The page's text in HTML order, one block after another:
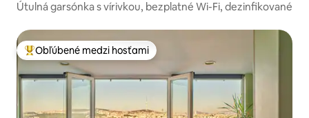
Útulná garsónka s vírivkou, bezplatné Wi-Fi, dezinfikované
Najobľúbenejšie medzi hosťami
Obľúbené medzi hosťami